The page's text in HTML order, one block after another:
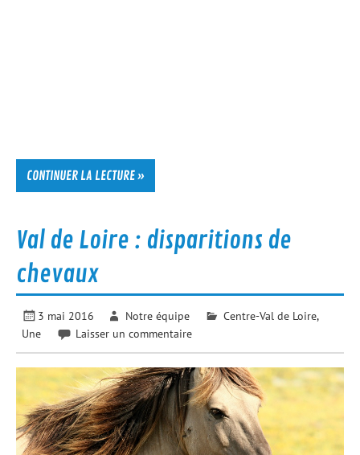
CONTINUER LA LECTURE »
Val de Loire : disparitions de
chevaux
3 mai 2016 Notre équipe Centre-Val de Loire,
Une
Laisser un commentaire